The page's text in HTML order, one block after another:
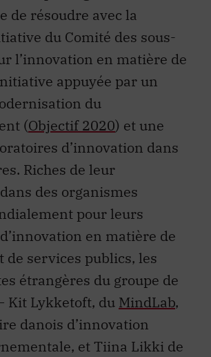
de résoudre avec la
du Comité des sous-
l’innovation en matière de
appuyée par un
du
(Objectif 2020) et une
d’innovation dans
Riches de leur
des organismes
pour leurs
en matière de
de services publics, les
étrangères du groupe de
Kit Lykketoft, du MindLab,
danois d’innovation
et Tiina Likki de